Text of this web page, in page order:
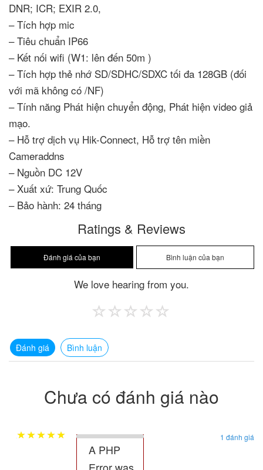
DNR; ICR; EXIR 2.0,
– Tích hợp mic
– Tiêu chuẩn IP66
– Kết nối wifi (W1: lên đến 50m )
– Tích hợp thẻ nhớ SD/SDHC/SDXC tối đa 128GB (đối
với mã không có /NF)
– Tính năng Phát hiện chuyển động, Phát hiện video giả
mạo.
– Hỗ trợ dịch vụ Hik-Connect, Hỗ trợ tên miền
Cameraddns
– Nguồn DC 12V
– Xuất xứ: Trung Quốc
– Bảo hành: 24 tháng
Ratings & Reviews
We love hearing from you.
Đánh giá Bình luận
Chưa có đánh giá nào
A PHP
1 đánh giá